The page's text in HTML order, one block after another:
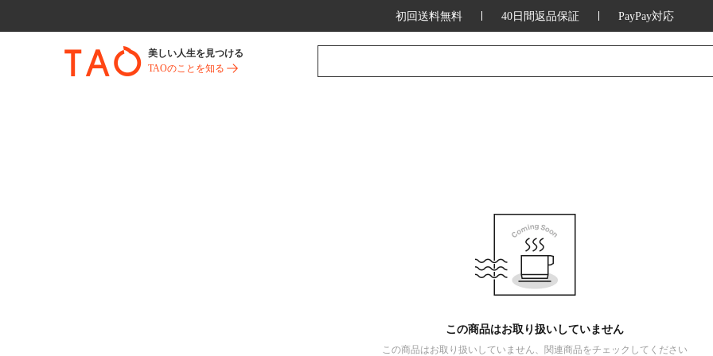
初回送料無料 40日間返品保証 PayPay対応
美しい人生を見つける
TAOのことを知る
この商品はお取り扱いしていません
この商品はお取り扱いしていません、関連商品をチェックしてください